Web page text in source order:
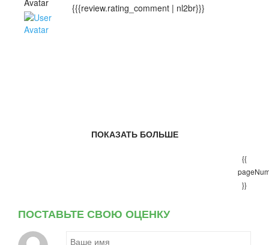
{{{review.rating_comment | nl2br}}}
ПОКАЗАТЬ БОЛЬШЕ
{{
}}
ПОСТАВЬТЕ СВОЮ ОЦЕНКУ